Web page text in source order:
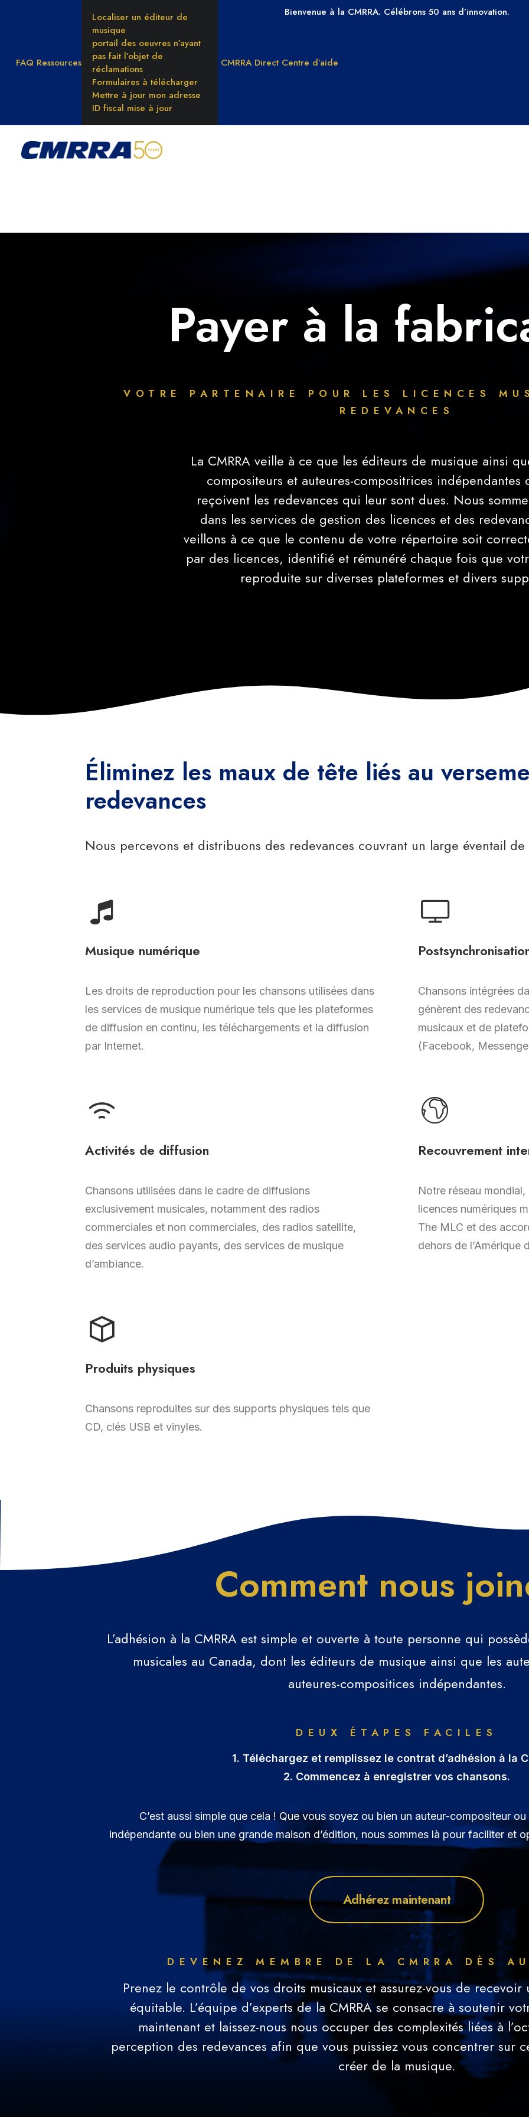
Bienvenue à la CMRRA. Célébrons 50 ans d’innovation.
FAQ Ressources
Localiser un éditeur de
musique
portail des oeuvres n’ayant
pas fait l’objet de
réclamations
Formulaires à télécharger
Mettre à jour mon adresse
ID fiscal mise à jour
CMRRA Direct Centre d’aide
Payer à la
VOTRE PARTENAIRE POUR LES LICENCES
REDEVANCES
La CMRRA veille à ce que les éditeurs de musique ainsi
compositeurs et auteures-compositrices indépendantes
reçoivent les redevances qui leur sont dues. Nous
dans les services de gestion des licences et des
veillons à ce que le contenu de votre répertoire soit
par des licences, identifié et rémunéré chaque fois que
reproduite sur diverses plateformes et divers
Éliminez les maux de tête liés au
redevances
Nous percevons et distribuons des redevances couvrant un large éventail
Musique numérique
Les droits de reproduction pour les chansons utilisées dans
les services de musique numérique tels que les plateformes
de diffusion en continu, les téléchargements et la diffusion
par Internet.
Chansons intégrées
génèrent des
musicaux et de
(Facebook,
Activités de diffusion
Chansons utilisées dans le cadre de diffusions
exclusivement musicales, notamment des radios
commerciales et non commerciales, des radios satellite,
des services audio payants, des services de musique
d’ambiance.
Recouvrement
Notre réseau
licences numériques
The MLC et des
dehors de l’Amérique
Produits physiques
Chansons reproduites sur des supports physiques tels que
CD, clés USB et vinyles.
Comment nous
L’adhésion à la CMRRA est simple et ouverte à toute personne qui
musicales au Canada, dont les éditeurs de musique ainsi que les
auteures-compositices indépendantes.
DEUX ÉTAPES FACILES
1. Téléchargez et remplissez le contrat d’adhésion à la
2. Commencez à enregistrer vos chansons.
C’est aussi simple que cela ! Que vous soyez ou bien un auteur-compositeur
indépendante ou bien une grande maison d’édition, nous sommes là pour faciliter et
Adhérez maintenant
DEVENEZ MEMBRE DE LA CMRRA DÈS
Prenez le contrôle de vos droits musicaux et assurez-vous de
équitable. L’équipe d’experts de la CMRRA se consacre à soutenir
maintenant et laissez-nous nous occuper des complexités liées à
perception des redevances afin que vous puissiez vous concentrer sur
créer de la musique.